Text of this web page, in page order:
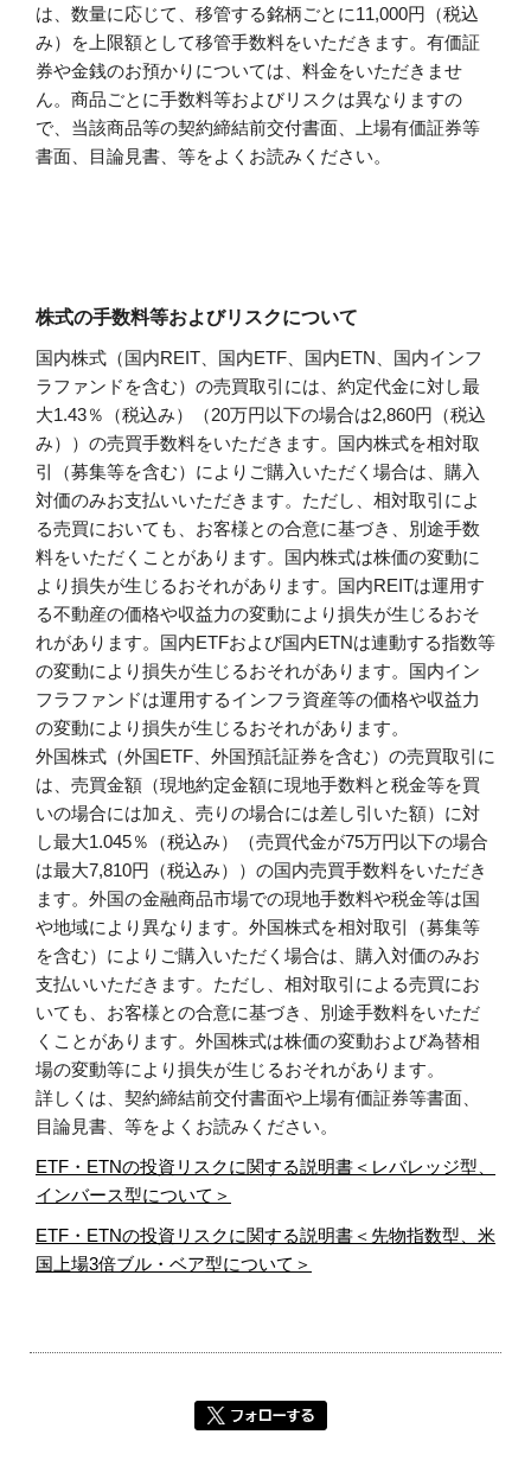
は、数量に応じて、移管する銘柄ごとに11,000円（税込
み）を上限額として移管手数料をいただきます。有価証
券や金銭のお預かりについては、料金をいただきませ
ん。商品ごとに手数料等およびリスクは異なりますの
で、当該商品等の契約締結前交付書面、上場有価証券等
書面、目論見書、等をよくお読みください。
株式の手数料等およびリスクについて
国内株式（国内REIT、国内ETF、国内ETN、国内インフ
ラファンドを含む）の売買取引には、約定代金に対し最
大1.43％（税込み）（20万円以下の場合は2,860円（税込
み））の売買手数料をいただきます。国内株式を相対取
引（募集等を含む）によりご購入いただく場合は、購入
対価のみお支払いいただきます。ただし、相対取引によ
る売買においても、お客様との合意に基づき、別途手数
料をいただくことがあります。国内株式は株価の変動に
より損失が生じるおそれがあります。国内REITは運用す
る不動産の価格や収益力の変動により損失が生じるおそ
れがあります。国内ETFおよび国内ETNは連動する指数等
の変動により損失が生じるおそれがあります。国内イン
フラファンドは運用するインフラ資産等の価格や収益力
の変動により損失が生じるおそれがあります。
外国株式（外国ETF、外国預託証券を含む）の売買取引に
は、売買金額（現地約定金額に現地手数料と税金等を買
いの場合には加え、売りの場合には差し引いた額）に対
し最大1.045％（税込み）（売買代金が75万円以下の場合
は最大7,810円（税込み））の国内売買手数料をいただき
ます。外国の金融商品市場での現地手数料や税金等は国
や地域により異なります。外国株式を相対取引（募集等
を含む）によりご購入いただく場合は、購入対価のみお
支払いいただきます。ただし、相対取引による売買にお
いても、お客様との合意に基づき、別途手数料をいただ
くことがあります。外国株式は株価の変動および為替相
場の変動等により損失が生じるおそれがあります。
詳しくは、契約締結前交付書面や上場有価証券等書面、
目論見書、等をよくお読みください。
ETF・ETNの投資リスクに関する説明書＜レバレッジ型、
インバース型について＞
ETF・ETNの投資リスクに関する説明書＜先物指数型、米
国上場3倍ブル・ベア型について＞